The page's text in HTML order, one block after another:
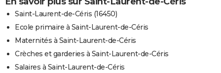
Saint-Laurent-de-Céris (16450)
Ecole primaire à Saint-Laurent-de-Céris
Maternités à Saint-Laurent-de-Céris
Crèches et garderies à Saint-Laurent-de-Céris
Salaires à Saint-Laurent-de-Céris